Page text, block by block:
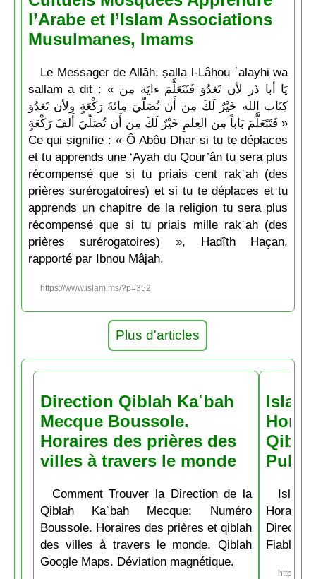
l’Arabe et l’Islam Associations
Musulmanes, Imams
Le Messager de Allāh, ṣalla l-Lâhou ʿalayhi wa
sallam a dit : « يَا أبا ذَر لأن تَغدُوَ فَتَتَعَلَّمَ ءايَة مِن
كِتَاب الله خَيْرٌ لَكَ مِن أَن تُصَلّيَ مِائةَ رَكْعَةٍ ولأن تَغدُوَ
فَتَتَعَلَّمَ بَاباً مِن العِلمِ خَيْرٌ لَكَ مِن أَن تُصَلّيَ أَلفَ رَكْعَةٍ »
Ce qui signifie : « Ô Abôu Dhar si tu te déplaces
et tu apprends une ‘Ayah du Qour’ân tu sera plus
récompensé que si tu priais cent rakʿah (des
prières surérogatoires) et si tu te déplaces et tu
apprends un chapitre de la religion tu sera plus
récompensé que si tu priais mille rakʿah (des
prières surérogatoires) », Hadîth Haçan,
rapporté par Ibnou Mâjah.
https://www.islam.ms/?p=352
Plus d'articles
Direction Qiblah Kaʿbah
Mecque Boussole.
Horaires des prières des
villes à travers le monde
Comment Trouver la Direction de la
Qiblah Kaʿbah Mecque: Numéro
Boussole. Horaires des prières et qiblah
des villes à travers le monde. Qiblah
Google Maps. Déviation magnétique.
Pubs
Fiable et
https://